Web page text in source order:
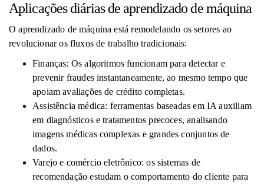
Aplicações diárias de aprendizado de máquina
O aprendizado de máquina está remodelando os setores ao
revolucionar os fluxos de trabalho tradicionais:
Finanças: Os algoritmos funcionam para detectar e
prevenir fraudes instantaneamente, ao mesmo tempo que
apoiam avaliações de crédito completas.
Assistência médica: ferramentas baseadas em IA auxiliam
em diagnósticos e tratamentos precoces, analisando
imagens médicas complexas e grandes conjuntos de
dados.
Varejo e comércio eletrônico: os sistemas de
recomendação estudam o comportamento do cliente para